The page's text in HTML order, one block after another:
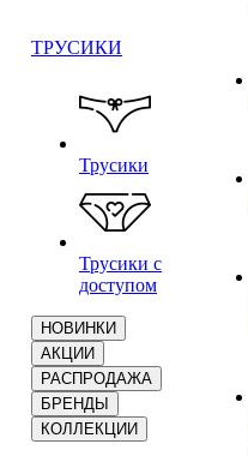
ТРУСИКИ
Трусики
Трусики с
доступом
НОВИНКИ
АКЦИИ
РАСПРОДАЖА
БРЕНДЫ
КОЛЛЕКЦИИ